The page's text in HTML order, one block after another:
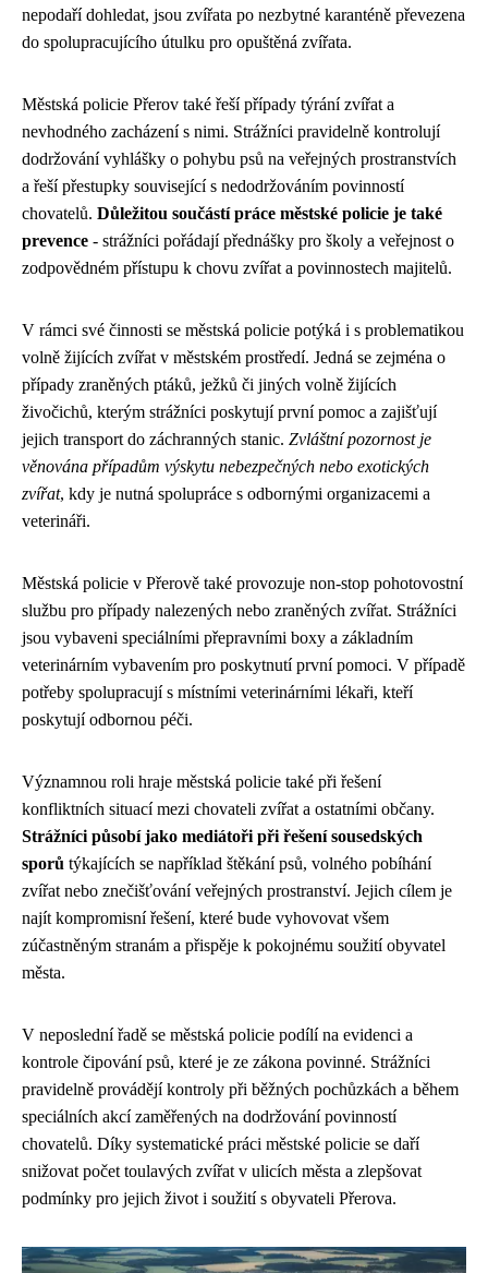
nepodaří dohledat, jsou zvířata po nezbytné karanténě převezena
do spolupracujícího útulku pro opuštěná zvířata.
Městská policie Přerov také řeší případy týrání zvířat a
nevhodného zacházení s nimi. Strážníci pravidelně kontrolují
dodržování vyhlášky o pohybu psů na veřejných prostranstvích
a řeší přestupky související s nedodržováním povinností
chovatelů. Důležitou součástí práce městské policie je také
prevence - strážníci pořádají přednášky pro školy a veřejnost o
zodpovědném přístupu k chovu zvířat a povinnostech majitelů.
V rámci své činnosti se městská policie potýká i s problematikou
volně žijících zvířat v městském prostředí. Jedná se zejména o
případy zraněných ptáků, ježků či jiných volně žijících
živočichů, kterým strážníci poskytují první pomoc a zajišťují
jejich transport do záchranných stanic. Zvláštní pozornost je
věnována případům výskytu nebezpečných nebo exotických
zvířat, kdy je nutná spolupráce s odbornými organizacemi a
veterináři.
Městská policie v Přerově také provozuje non-stop pohotovostní
službu pro případy nalezených nebo zraněných zvířat. Strážníci
jsou vybaveni speciálními přepravními boxy a základním
veterinárním vybavením pro poskytnutí první pomoci. V případě
potřeby spolupracují s místními veterinárními lékaři, kteří
poskytují odbornou péči.
Významnou roli hraje městská policie také při řešení
konfliktních situací mezi chovateli zvířat a ostatními občany.
Strážníci působí jako mediátoři při řešení sousedských
sporů týkajících se například štěkání psů, volného pobíhání
zvířat nebo znečišťování veřejných prostranství. Jejich cílem je
najít kompromisní řešení, které bude vyhovovat všem
zúčastněným stranám a přispěje k pokojnému soužití obyvatel
města.
V neposlední řadě se městská policie podílí na evidenci a
kontrole čipování psů, které je ze zákona povinné. Strážníci
pravidelně provádějí kontroly při běžných pochůzkách a během
speciálních akcí zaměřených na dodržování povinností
chovatelů. Díky systematické práci městské policie se daří
snižovat počet toulavých zvířat v ulicích města a zlepšovat
podmínky pro jejich život i soužití s obyvateli Přerova.